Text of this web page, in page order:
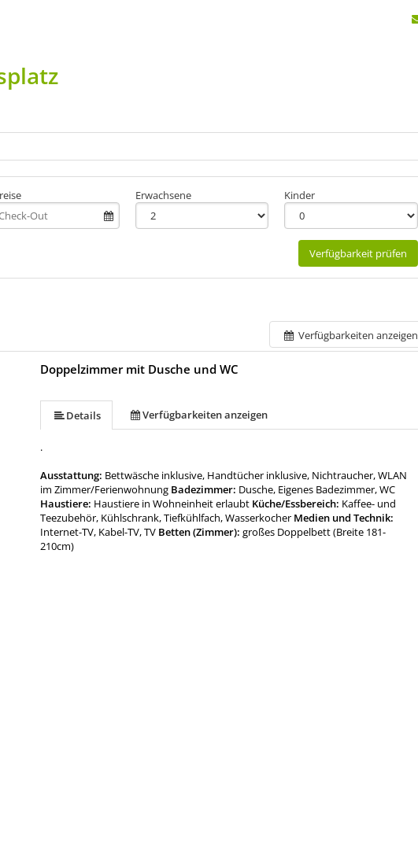
Erwachsene Kinder
Verfügbarkeit prüfen
Verfügbarkeiten anzeigen
Doppelzimmer mit Dusche und WC
Details Verfügbarkeiten anzeigen
.
Ausstattung: Bettwäsche inklusive, Handtücher inklusive, Nichtraucher, WLAN
im Zimmer/Ferienwohnung Badezimmer: Dusche, Eigenes Badezimmer, WC
Haustiere: Haustiere in Wohneinheit erlaubt Küche/Essbereich: Kaffee- und
Teezubehör, Kühlschrank, Tiefkühlfach, Wasserkocher Medien und Technik:
Internet-TV, Kabel-TV, TV Betten (Zimmer):großes Doppelbett (Breite 181-
210cm)